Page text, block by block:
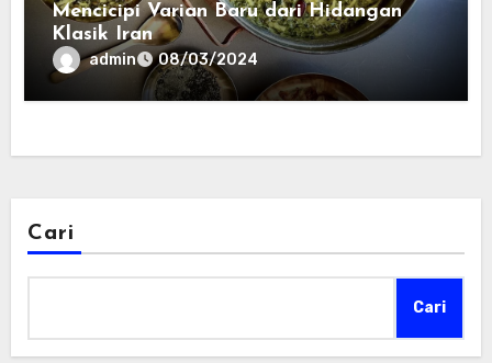
Mencicipi Varian Baru dari Hidangan
Klasik Iran
admin 08/03/2024
Cari
Cari